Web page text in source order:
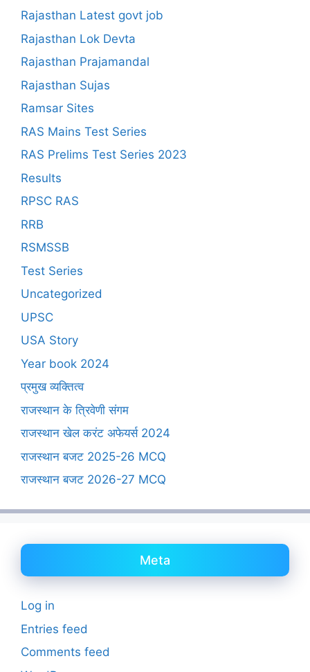
Rajasthan Latest govt job
Rajasthan Lok Devta
Rajasthan Prajamandal
Rajasthan Sujas
Ramsar Sites
RAS Mains Test Series
RAS Prelims Test Series 2023
Results
RPSC RAS
RRB
RSMSSB
Test Series
Uncategorized
UPSC
USA Story
Year book 2024
प्रमुख व्यक्तित्व
राजस्थान के त्रिवेणी संगम
राजस्थान खेल करंट अफेयर्स 2024
राजस्थान बजट 2025-26 MCQ
राजस्थान बजट 2026-27 MCQ
Meta
Log in
Entries feed
Comments feed